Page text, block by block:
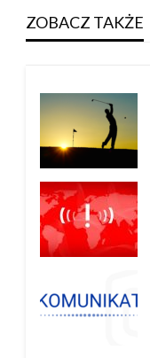
ZOBACZ TAKŻE